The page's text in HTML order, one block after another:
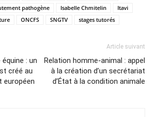
pathogène
Isabelle Chmitelin
Itavi
ONCFS SNGTV stages tutorés
: un
créé au
européen
Article suivant
Relation homme-animal : appel
à la création d’un secrétariat
d’État à la condition animale